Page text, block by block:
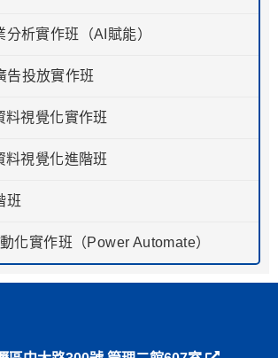
分析實作班（AI賦能）
告投放實作班
料視覺化實作班
料視覺化進階班
班
化實作班（Power Automate）